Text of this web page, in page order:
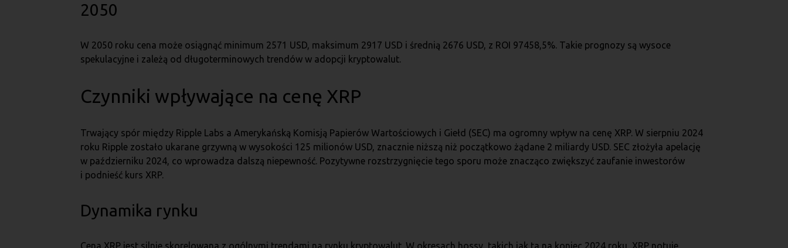
2050
W 2050 roku cena może osiągnąć minimum 2571 USD, maksimum 2917 USD i średnią 2676 USD, z ROI 97458,5%. Takie prognozy są wysoce
spekulacyjne i zależą od długoterminowych trendów w adopcji kryptowalut.
Czynniki wpływające na cenę XRP
Trwający spór między Ripple Labs a Amerykańską Komisją Papierów Wartościowych i Giełd (SEC) ma ogromny wpływ na cenę XRP. W sierpniu 2024
roku Ripple zostało ukarane grzywną w wysokości 125 milionów USD, znacznie niższą niż początkowo żądane 2 miliardy USD. SEC złożyła apelację
w październiku 2024, co wprowadza dalszą niepewność. Pozytywne rozstrzygnięcie tego sporu może znacząco zwiększyć zaufanie inwestorów
i podnieść kurs XRP.
Dynamika rynku
Cena XRP jest silnie skorelowana z ogólnymi trendami na rynku kryptowalut. W okresach hossy, takich jak ta na koniec 2024 roku, XRP notuje